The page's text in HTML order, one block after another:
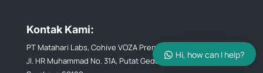
Kontak Kami:
PT Matahari Labs, Cohive VOZA Premium Office 20th Floor,
Jl. HR Muhammad No. 31A, Putat Gede, Sukomanunggal,
Hi, how can I help?